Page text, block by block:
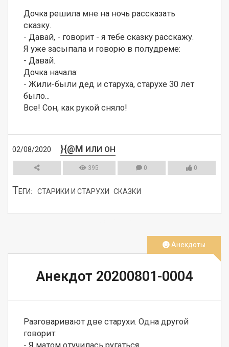
Дочка решила мне на ночь рассказать
сказку.
- Давай, - говорит - я тебе сказку расскажу.
Я уже засыпала и говорю в полудреме:
- Давай.
Дочка начала:
- Жили-были дед и старуха, старухе 30 лет
было...
Все! Сон, как рукой сняло!
02/08/2020 }{@M ИЛИ ОН
395 0 0
ТЕГИ: СТАРИКИ И СТАРУХИ СКАЗКИ
Анекдот 20200801-0004
Разговаривают две старухи. Одна другой
говорит:
- Я матом отучилась ругаться.
Анекдоты